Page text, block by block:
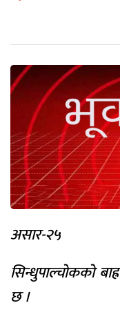
असार-२५
सिन्धुपाल्चोकको
छ ।